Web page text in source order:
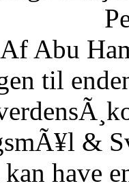
Af Abu
til
&
kan have